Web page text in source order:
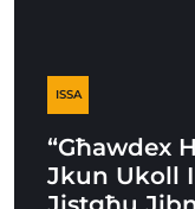
ISSA
“Għawdex
Jkun Ukoll